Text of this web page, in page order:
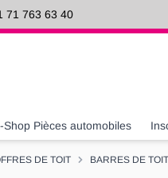
71 763 63 40
Shop Pièces automobiles
DE TOIT BARRES DE TOIT